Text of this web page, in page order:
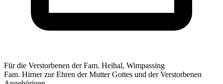
Für die Verstorbenen der Fam. Heihal, Wimpassing
Fam. Hirner zur Ehren der Mutter Gottes und der Verstorbenen